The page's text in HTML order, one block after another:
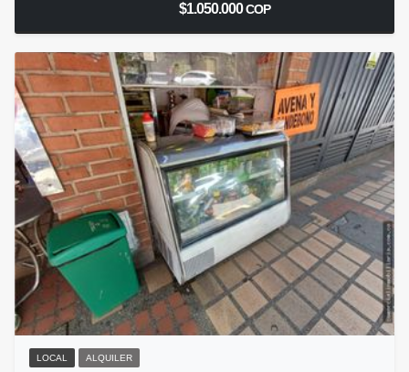
$1.050.000COP
LOCAL ALQUILER